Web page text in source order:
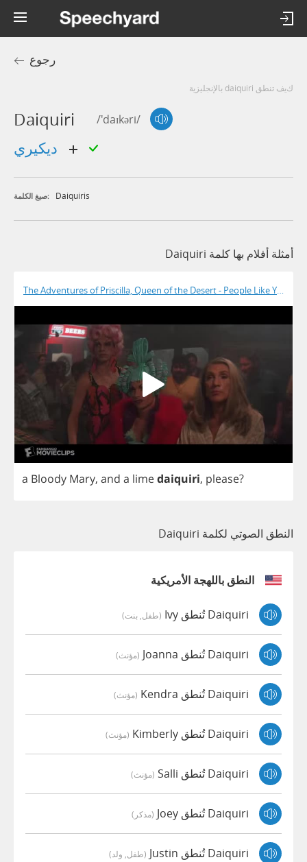
رجوع
كيف تنطق daiquiri بالإنجليزية
Daiquiri /'daɪkəri/
صيغ الكلمة: Daiquiris
أمثلة أفلام بها كلمة Daiquiri
The Adventures of Priscilla, Queen of the Desert - People Like You
a Bloody Mary, and a limedaiquiri, please?
النطق الصوتي لكلمة Daiquiri
النطق باللهجة الأمريكية
Daiquiri تُنطق Ivy (طفل, بنت)
Daiquiri تُنطق Joanna (مؤنث)
Daiquiri تُنطق Kendra (مؤنث)
Daiquiri تُنطق Kimberly (مؤنث)
Daiquiri تُنطق Salli (مؤنث)
Daiquiri تُنطق Joey (مذكر)
Daiquiri تُنطق Justin (طفل, ولد)